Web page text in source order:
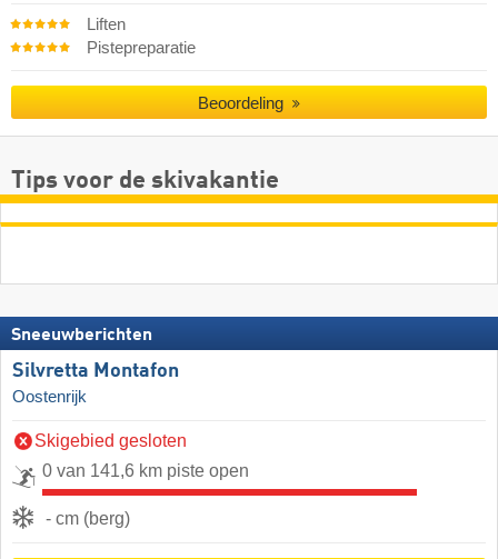
Liften
Pistepreparatie
Beoordeling
Tips voor de skivakantie
Sneeuwberichten
Silvretta Montafon
Oostenrijk
Skigebied gesloten
0 van 141,6 km piste open
- cm (berg)